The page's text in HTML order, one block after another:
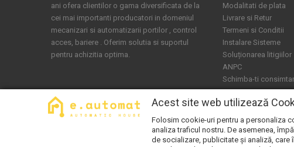
ani ofera clientilor o gama diversificata de la
cei mai importanti producatori in domeniul
mecanizari si automatizarii portilor , control
acces, bariere . Oferim solutia si suportul
pentru achizitia optima.
Modalitati de plata
Livrare si Retur
Termeni si Conditii
Instalare Sisteme
Soluționarea litigiilor
ANPC
Schimba-ti
Acest site web utilizează
Folosim cookie-uri pentru a personaliza
analiza traficul nostru. De asemenea,
de socializare, publicitate și analiză,